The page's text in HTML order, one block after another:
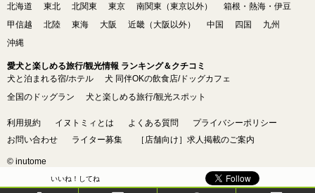
いいね！してね
北海道
東北 北関東 東京 南関東（東京以外）
箱根・熱海・伊豆
甲信越
北陸 東海 大阪 近畿（大阪以外） 中国 四国
九州
沖縄
愛犬と楽しめる旅行/観光情報 ランキング＆クチコミ
犬と泊まれる宿/ホテル
犬 同伴OKの飲食店/ドッグカフェ
全国のドッグラン
犬と楽しめる旅行/観光スポット
利用規約 イヌトミィとは よくある質問
プライバシーポリシー
お問い合わせ
ライター募集 ［店舗向け］求人掲載のご案内
© inutome